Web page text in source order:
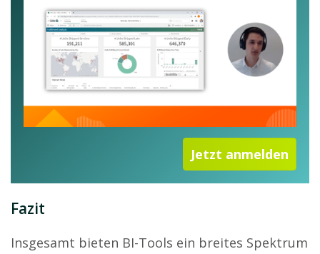
Jetzt anmelden
Fazit
Insgesamt bieten BI-Tools ein breites Spektrum